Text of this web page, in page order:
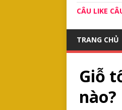
CÂU LIKE
TRANG CHỦ
Giỗ
nào?